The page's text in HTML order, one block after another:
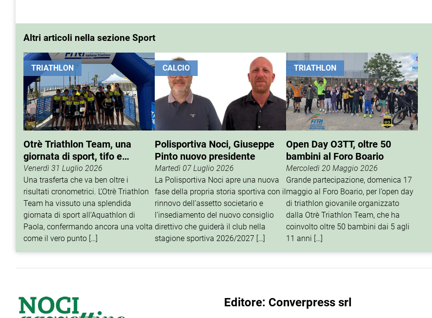
Altri articoli nella sezione Sport
TRIATHLON
Otrè Triathlon Team, una
giornata di sport, tifo e
condivisione
Venerdì 31 Luglio 2026
Una trasferta che va ben oltre i
risultati cronometrici. L’Otrè Triathlon
Team ha vissuto una splendida
giornata di sport all’Aquathlon di
Paola, confermando ancora una volta
come il vero punto […]
CALCIO
Polisportiva Noci, Giuseppe
Pinto nuovo presidente
Martedì 07 Luglio 2026
La Polisportiva Noci apre una nuova
fase della propria storia sportiva con il
rinnovo dell’assetto societario e
l’insediamento del nuovo consiglio
direttivo che guiderà il club nella
stagione sportiva 2026/2027 […]
TRIATHLON
Open Day O3TT, oltre 50
bambini al Foro Boario
Mercoledì 20 Maggio 2026
Grande partecipazione, domenica 17
maggio al Foro Boario, per l’open day
di triathlon giovanile organizzato
dalla Otrè Triathlon Team, che ha
coinvolto oltre 50 bambini dai 5 agli
11 anni […]
Editore: Converpress srl